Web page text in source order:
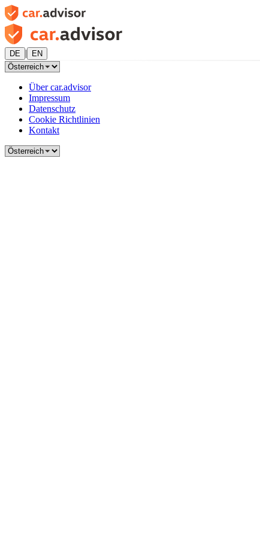
DE | EN
Über car.advisor
Impressum
Datenschutz
Cookie Richtlinien
Kontakt